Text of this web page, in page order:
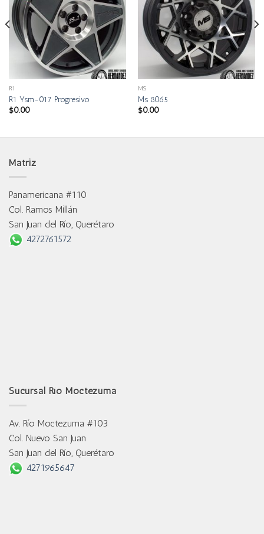
R1
R1 Ysm-017 Progresivo
$0.00
MS
Ms 8065
$0.00
Matriz
Panamericana #110
Col. Ramos Millán
San Juan del Río, Querétaro
4272761572
Sucursal Río Moctezuma
Av. Río Moctezuma #103
Col. Nuevo San Juan
San Juan del Río, Querétaro
4271965647